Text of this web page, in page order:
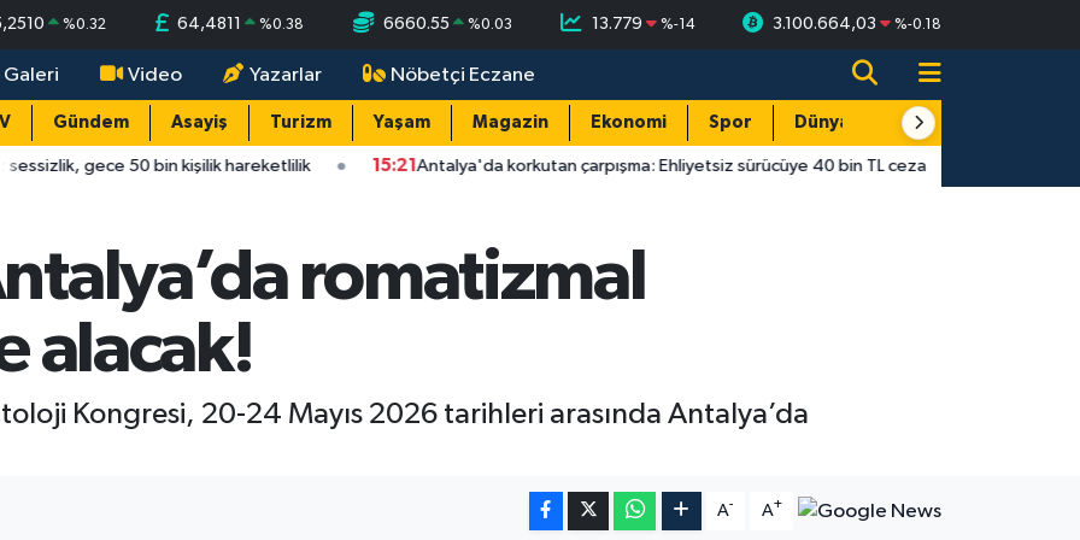
%0.32 64,4811 %0.38 6660.55 %0.03 13.779 %-14 3.100.664,03 %-0.18
Galeri Video Yazarlar Nöbetçi Eczane
Gündem Asayiş Turizm Yaşam Magazin Ekonomi Spor Dünya Resmi Reklamlar
50 bin kişilik hareketlilik 15:21Antalya'da korkutan çarpışma: Ehliyetsiz sürücüye 40 bin TL ceza 14:55Antalya’da
romatizmal
alacak!
Kongresi, 20-24 Mayıs 2026 tarihleri arasında Antalya’da
A- A+